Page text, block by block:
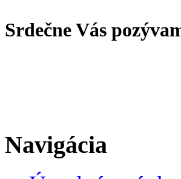
Srdečne Vás
Navigácia